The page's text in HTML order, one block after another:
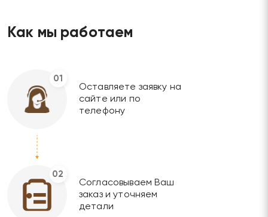
Как мы работаем
01
Оставляете заявку на
сайте или по
телефону
02
Согласовываем Ваш
заказ и уточняем
детали